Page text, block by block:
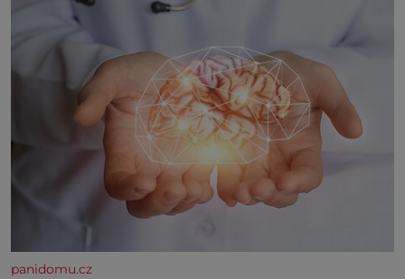
panidomu.cz